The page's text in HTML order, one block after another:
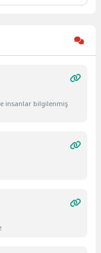
insanlar bilgilenmiş